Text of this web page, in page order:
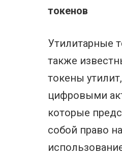
токенов
Утилитарные
также
токены
цифровыми
которые
собой право на